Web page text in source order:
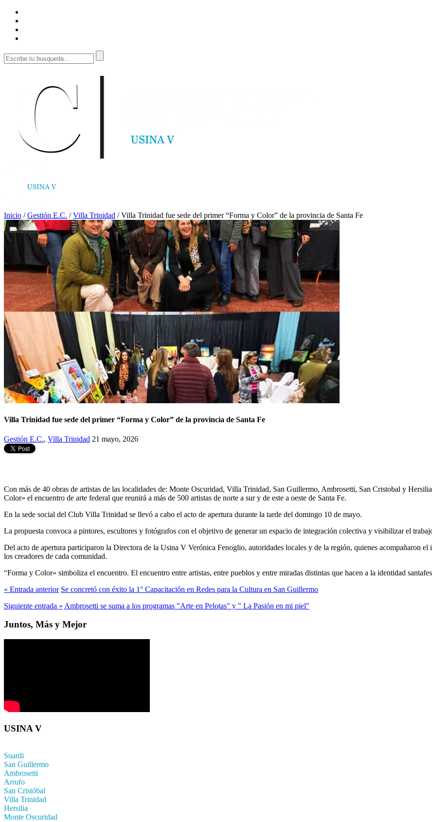
Inicio /Gestión E.C. /Villa Trinidad /Villa Trinidad fue sede del primer “Forma y Color” de la provincia de Santa Fe
Villa Trinidad fue sede del primer “Forma y Color” de la provincia de Santa Fe
Gestión E.C., Villa Trinidad 21 mayo, 2026
Con más de 40 obras de artistas de las localidades de: Monte Oscuridad, Villa Trinidad, San Guillermo, Ambrosetti, San Cristobal y
Color» el encuentro de arte federal que reunirá a más de 500 artistas de norte a sur y de este a oeste de Santa Fe.
En la sede social del Club Villa Trinidad se llevó a cabo el acto de apertura durante la tarde del domingo 10 de mayo.
La propuesta convoca a pintores, escultores y fotógrafos con el objetivo de generar un espacio de integración colectiva y visibilizar el
Del acto de apertura participaron la Directora de la Usina V Verónica Fenoglio, autoridades locales y de la región, quienes acompañaron
los creadores de cada comunidad.
“Forma y Color» simboliza el encuentro. El encuentro entre artistas, entre pueblos y entre miradas distintas que hacen a la identidad
« Entrada anterior Se concretó con éxito la 1° Capacitación en Redes para la Cultura en San Guillermo
Siguiente entrada » Ambrosetti se suma a los programas "Arte en Pelotas" y " La Pasión en mi piel"
Juntos, Más y Mejor
USINA V
Suardi
San Guillermo
Ambrosetti
Arrufo
San Cristóbal
Villa Trinidad
Hersilia
Monte Oscuridad